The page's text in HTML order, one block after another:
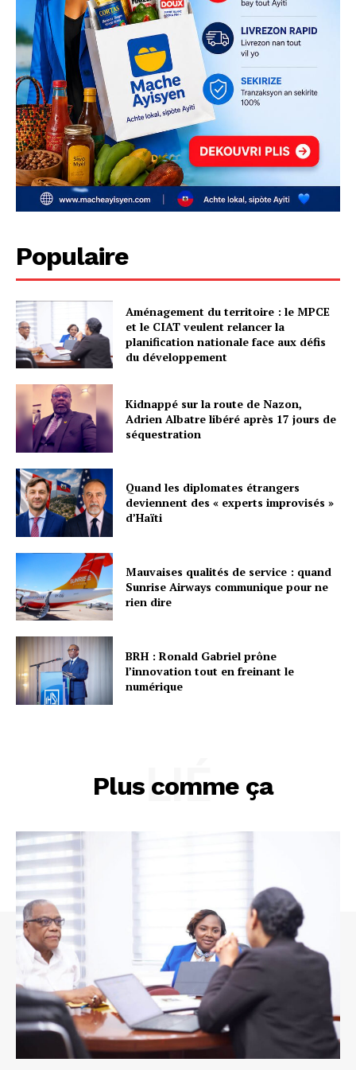
Populaire
Aménagement du territoire : le MPCE
et le CIAT veulent relancer la
planification nationale face aux défis
du développement
Kidnappé sur la route de Nazon,
Adrien Albatre libéré après 17 jours de
séquestration
Quand les diplomates étrangers
deviennent des « experts improvisés »
d’Haïti
Mauvaises qualités de service : quand
Sunrise Airways communique pour ne
rien dire
BRH : Ronald Gabriel prône
l’innovation tout en freinant le
numérique
Plus comme ça
LIÉ